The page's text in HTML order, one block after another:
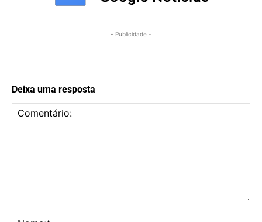
- Publicidade -
Deixa uma resposta